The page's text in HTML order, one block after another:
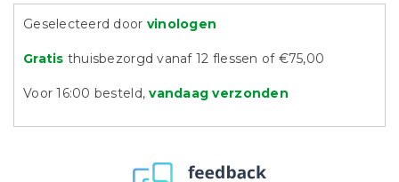
Geselecteerd door vinologen
Gratis thuisbezorgd vanaf 12 flessen of €75,00
Voor 16:00 besteld,vandaag verzonden